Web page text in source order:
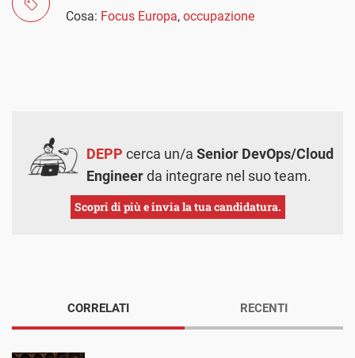
Cosa: Focus Europa, occupazione
DEPP cerca un/a Senior DevOps/Cloud
Engineerda integrare nel suo team.
Scopri di più e invia la tua candidatura.
CORRELATI RECENTI